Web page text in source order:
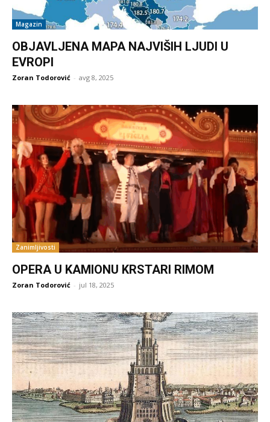
Magazin
OBJAVLJENA MAPA NAJVIŠIH LJUDI U
EVROPI
Zoran Todorović - avg 8, 2025
Zanimljivosti
OPERA U KAMIONU KRSTARI RIMOM
Zoran Todorović - jul 18, 2025